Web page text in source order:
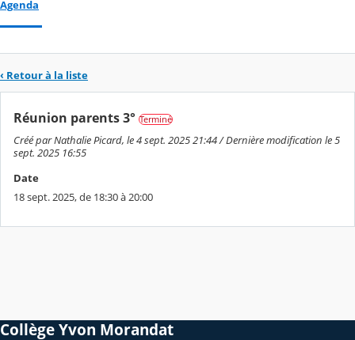
Agenda
‹ Retour à la liste
Réunion parents 3° Terminé
Créé par Nathalie Picard, le 4 sept. 2025 21:44 / Dernière modification le 5
sept. 2025 16:55
Date
18 sept. 2025, de 18:30 à 20:00
Collège Yvon Morandat